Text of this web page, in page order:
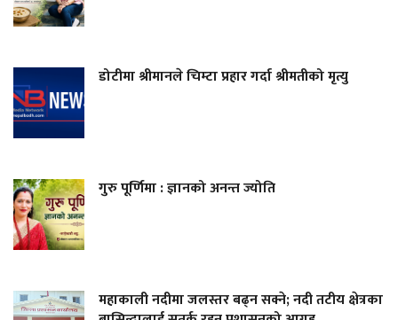
डोटीमा श्रीमानले चिम्टा प्रहार गर्दा श्रीमतीको मृत्यु
गुरु पूर्णिमा : ज्ञानको अनन्त ज्योति
महाकाली नदीमा जलस्तर बढ्न सक्ने; नदी तटीय क्षेत्रका